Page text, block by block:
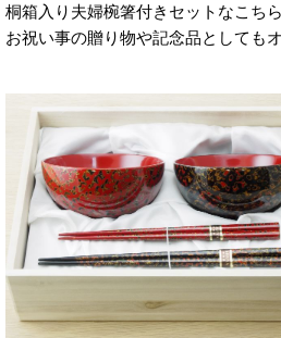
桐箱入り夫婦椀箸付きセットなこち
お祝い事の贈り物や記念品としても